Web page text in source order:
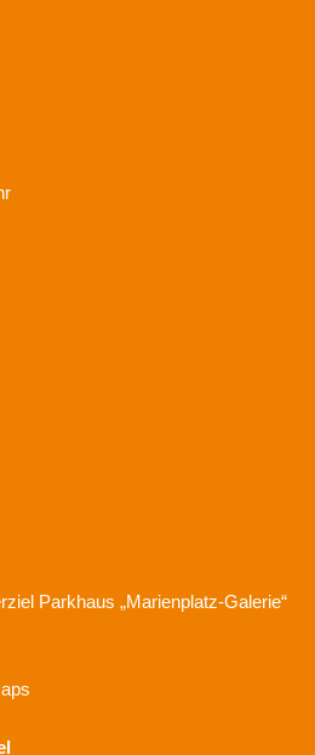
Parkhaus „Marienplatz-Galerie“